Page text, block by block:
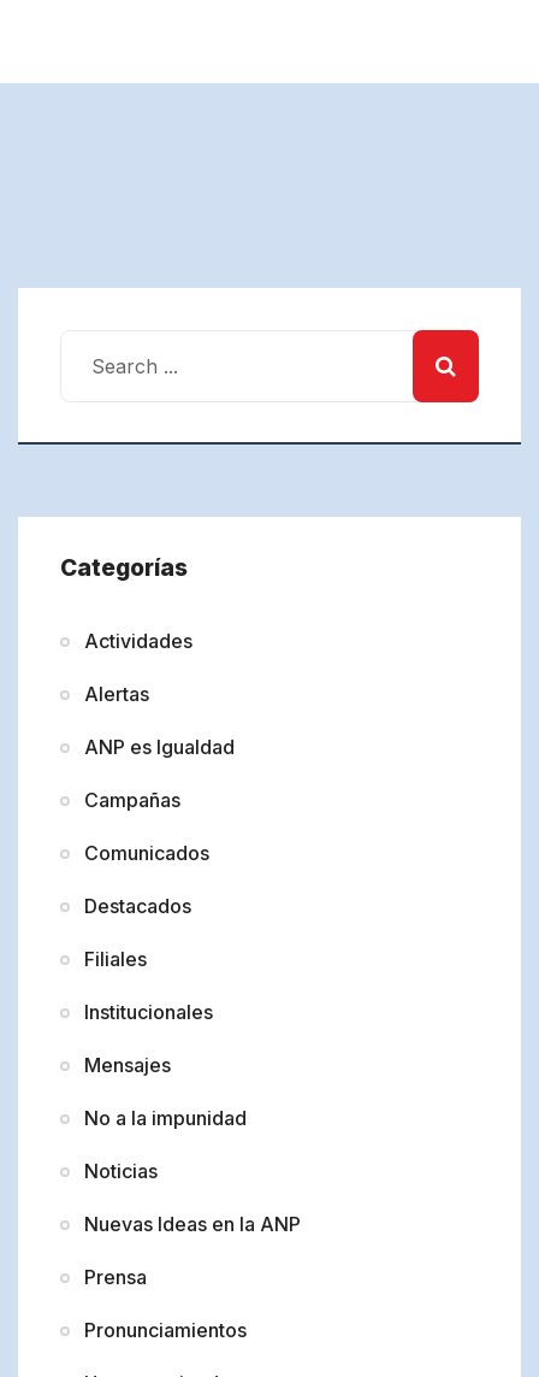
Categorías
Actividades
Alertas
ANP es Igualdad
Campañas
Comunicados
Destacados
Filiales
Institucionales
Mensajes
No a la impunidad
Noticias
Nuevas Ideas en la ANP
Prensa
Pronunciamientos